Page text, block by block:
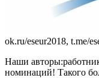
ok.ru/eseur2018, t.me/
Наши
номинаций! Такого